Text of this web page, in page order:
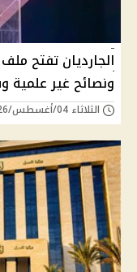
الجارديان تفتح
ونصائح غير
الثلاثاء 04/أغسطس/2026 - 09:42 م